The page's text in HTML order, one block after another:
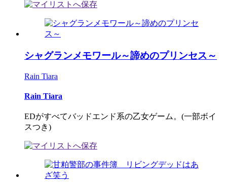
シャグランメモワール～諦めのプリンセス～
Rain Tiara
Rain Tiara
EDがすべてバッドエンド系の乙女ゲーム。(一部ボイ
スつき)